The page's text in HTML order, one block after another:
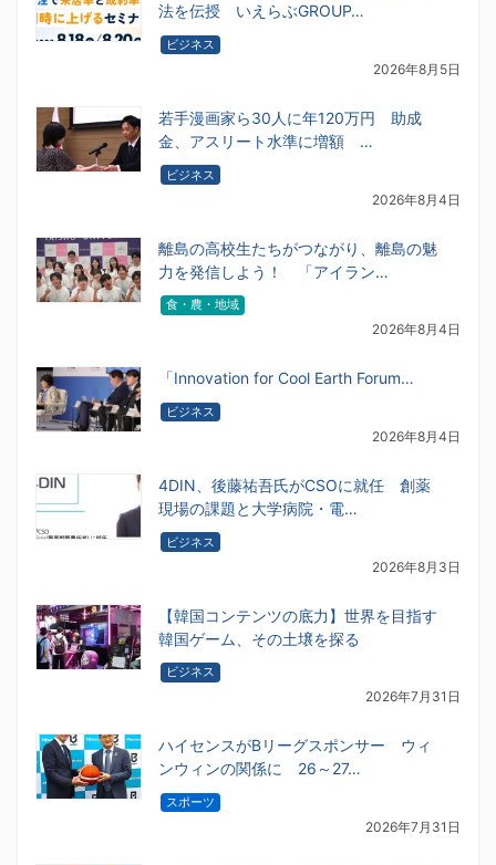
法を伝授 いえらぶGROUP…
ビジネス
2026年8月5日
若手漫画家ら30人に年120万円 助成
金、アスリート水準に増額 …
ビジネス
2026年8月4日
離島の高校生たちがつながり、離島の魅
力を発信しよう！ 「アイラン…
食・農・地域
2026年8月4日
「Innovation for Cool Earth Forum…
ビジネス
2026年8月4日
4DIN、後藤祐吾氏がCSOに就任 創薬
現場の課題と大学病院・電…
ビジネス
2026年8月3日
【韓国コンテンツの底力】世界を目指す
韓国ゲーム、その土壌を探る
ビジネス
2026年7月31日
ハイセンスがBリーグスポンサー ウィ
ンウィンの関係に 26～27…
スポーツ
2026年7月31日